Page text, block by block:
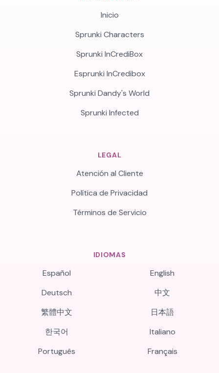
Inicio
Sprunki Characters
Sprunki InCrediBox
Esprunki InCredibox
Sprunki Dandy's World
Sprunki Infected
LEGAL
Atención al Cliente
Política de Privacidad
Términos de Servicio
IDIOMAS
Español
English
Deutsch
中文
繁體中文
日本語
한국어
Italiano
Português
Français